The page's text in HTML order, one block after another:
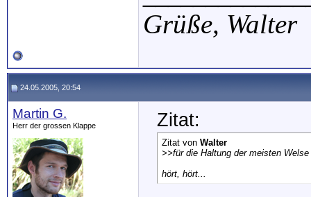
Grüße, Walter
24.05.2005, 20:54
Martin G.
Herr der grossen Klappe Zitat:
Zitat von Walter
>>für die Haltung der meisten
hört, hört...